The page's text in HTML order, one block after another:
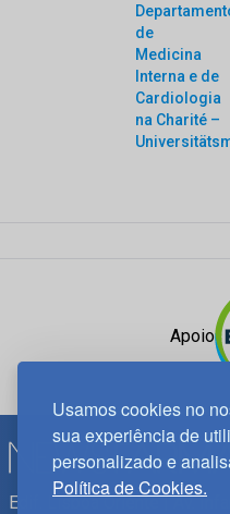
Usamos cookies no
sua experiência de
personalizado e
Política de Cookies.
de
Medicina
Interna e de
Cardiologia
na Charité –
Apoio
Edif. Lisboa Oriente | Av.